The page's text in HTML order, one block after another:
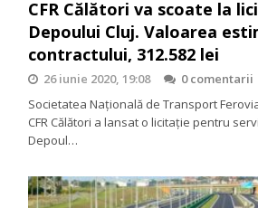
CFR Călători va scoate la
Depoului Cluj. Valoarea
contractului, 312.582 lei
26 iunie 2020, 19:08
0 comentarii
Societatea Națională de Transport
CFR Călători a lansat o licitație pentru
Depoul…